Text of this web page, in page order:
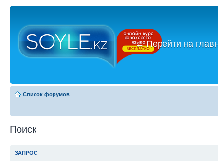
←Перейти на
Список форумов
Поиск
ЗАПРОС